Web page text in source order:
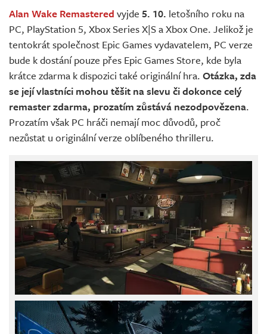
Alan Wake Remastered vyjde 5. 10. letošního roku na
PC, PlayStation 5, Xbox Series X|S a Xbox One. Jelikož je
tentokrát společnost Epic Games vydavatelem, PC verze
bude k dostání pouze přes Epic Games Store, kde byla
krátce zdarma k dispozici také originální hra. Otázka, zda
se její vlastníci mohou těšit na slevu či dokonce celý
remaster zdarma, prozatím zůstává nezodpovězena.
Prozatím však PC hráči nemají moc důvodů, proč
nezůstat u originální verze oblíbeného thrilleru.